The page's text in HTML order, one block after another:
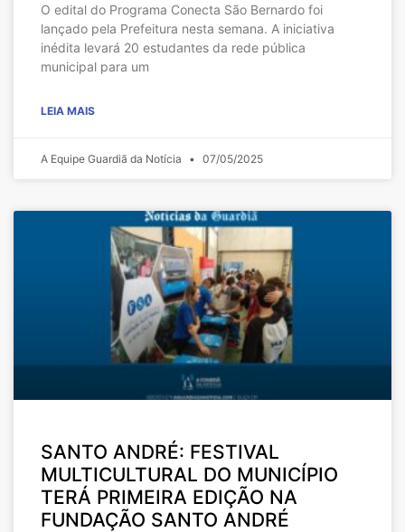
O edital do Programa Conecta São Bernardo foi
lançado pela Prefeitura nesta semana. A iniciativa
inédita levará 20 estudantes da rede pública
municipal para um
LEIA MAIS
A Equipe Guardiã da Notícia 07/05/2025
SANTO ANDRÉ: FESTIVAL
MULTICULTURAL DO MUNICÍPIO
TERÁ PRIMEIRA EDIÇÃO NA
FUNDAÇÃO SANTO ANDRÉ